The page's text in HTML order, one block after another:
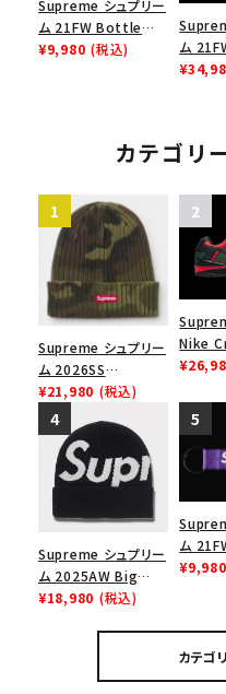
Supreme シュプリー
ム 21FW Bottle
Opener Webbing
¥9,980 (税込)
ム
カテゴリ
Supreme シュプリー
ム 2026SS
Overdyed Beanie
オーバーダイド ビー
ニー ウッドランドカモ
¥21,980 (税込)
Nike
Low ナ
ズ ブラ
Supreme シュプリー
ム 2025AW Big
Logo Beanie ビッグ
¥18,980 (税込)
ム
ーチェ
¥9,980
カテゴ